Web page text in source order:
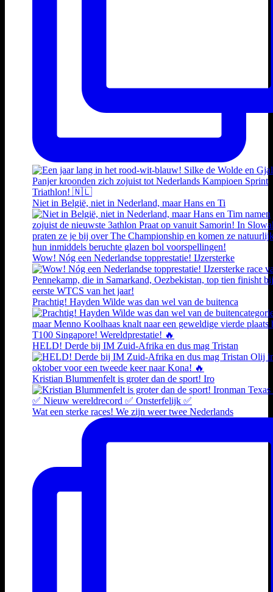
Niet in België, niet in Nederland, maar Hans en Ti
Wow! Nóg een Nederlandse topprestatie! IJzersterke
Prachtig! Hayden Wilde was dan wel van de buitenca
HELD! Derde bij IM Zuid-Afrika en dus mag Tristan
Kristian Blummenfelt is groter dan de sport! Iro
Wat een sterke races! We zijn weer twee Nederlands